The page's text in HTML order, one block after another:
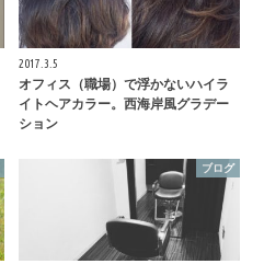
2017.3.5
オフィス（職場）で浮かないハイラ
イトヘアカラー。西海岸風グラデー
ション
ブログ